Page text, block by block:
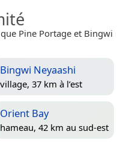
Pine Portage et Bingwi
Bingwi Neyaashi
village, 37 km à l’est
Orient Bay
hameau, 42 km au sud-est